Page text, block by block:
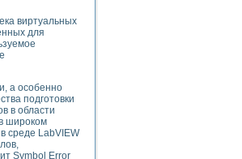
виртуальных
для
а особенно
подготовки
в области
широком
среде LabVIEW
Symbol Error